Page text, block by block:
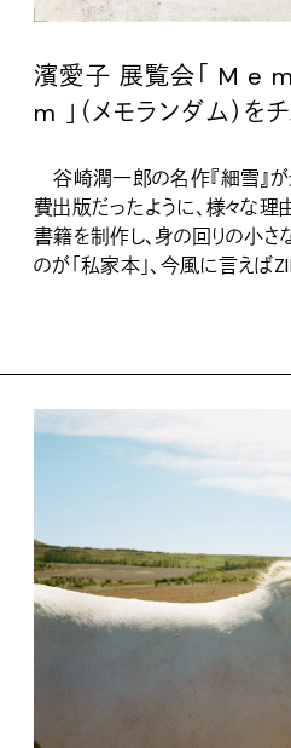
濱愛子 展覧会「 M
m 」（メモランダム）をチ
谷崎潤一郎の名作『細雪』
費出版だったように、様々な理
書籍を制作し、身の回りの小
のが「私家本」、今風に言えば